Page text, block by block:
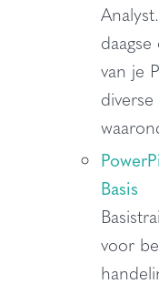
van je
Basis
voor